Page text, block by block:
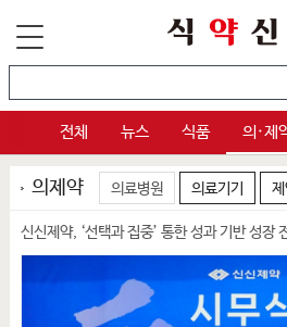
전체 뉴스 식품 의·제
의제약 의료병원 의료기기
신신제약, ‘선택과 집중’ 통한 성과 기반 성장